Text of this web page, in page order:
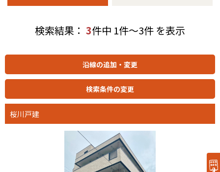
検索結果： 3件中 1件～3件 を表示
桜川戸建